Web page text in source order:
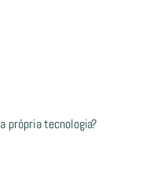
própria tecnologia?